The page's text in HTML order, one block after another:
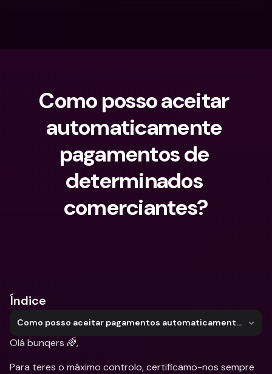
Como posso aceitar
automaticamente
pagamentos de
determinados
comerciantes?
Índice
Como posso aceitar pagamentos automaticamente no bunq Web?
Olá bunqers 🌈,
Para teres o máximo controlo, certificamo-nos sempre